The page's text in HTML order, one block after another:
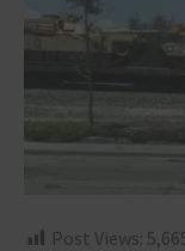
Post Views: